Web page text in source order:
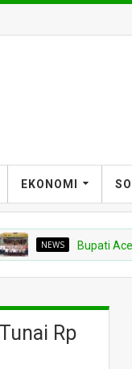
EKONOMI
Bupati Aceh Besar
Rp